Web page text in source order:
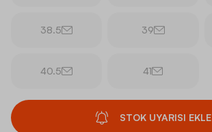
38.5 39
40.5 41
STOK UYARISI EKLE